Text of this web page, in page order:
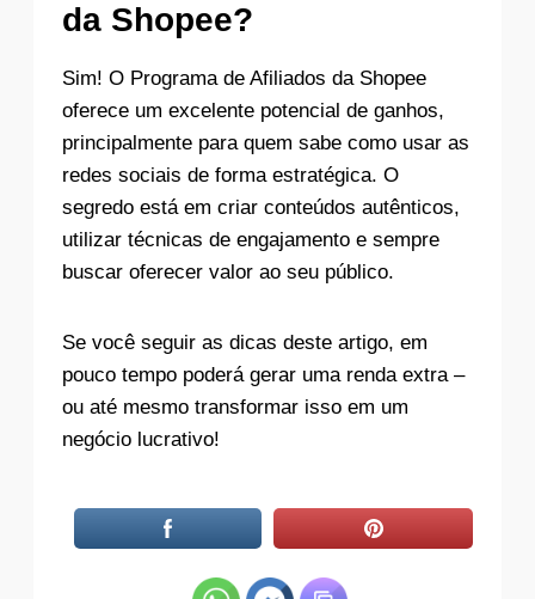
da Shopee?
Sim! O Programa de Afiliados da Shopee
oferece um excelente potencial de ganhos,
principalmente para quem sabe como usar as
redes sociais de forma estratégica. O
segredo está em criar conteúdos autênticos,
utilizar técnicas de engajamento e sempre
buscar oferecer valor ao seu público.
Se você seguir as dicas deste artigo, em
pouco tempo poderá gerar uma renda extra –
ou até mesmo transformar isso em um
negócio lucrativo!